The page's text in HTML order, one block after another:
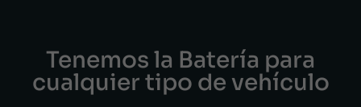
Tenemos la Batería para
cualquier tipo de vehículo